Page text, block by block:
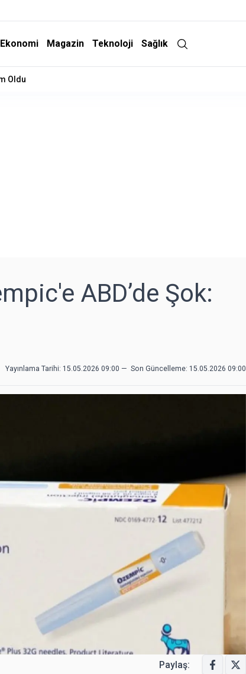
Ekonomi Magazin Teknoloji Sağlık
Oldu
ABD’de Şok:
Yayınlama Tarihi: 15.05.2026 09:00 — Son Güncelleme: 15.05.2026 09:00
Paylaş: